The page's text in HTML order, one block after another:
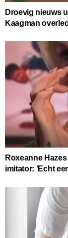
Droevig nieuws
Kaagman
Roxeanne
imitator: ‘Echt